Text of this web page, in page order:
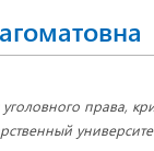
права,